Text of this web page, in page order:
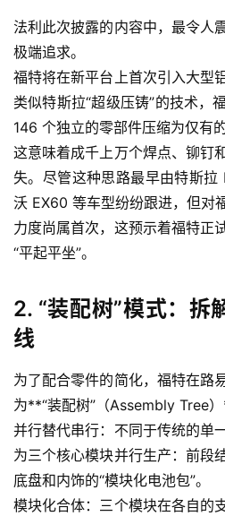
法利此次披露的内容中，最令人
极端追求。
福特将在新平台上首次引入大型
类似特斯拉“超级压铸”的技术，
146 个独立的零部件压缩为仅有
这意味着成千上万个焊点、铆钉
失。尽管这种思路最早由特斯
沃 EX60 等车型纷纷跟进，但对
力度尚属首次，这预示着福特正
“平起平坐”。
2. “装配树”模式：拆
线
为了配合零件的简化，福特在路
为**“装配树”（Assembly Tree）
并行替代串行：不同于传统的单
为三个核心模块并行生产：前段
底盘和内饰的“模块化电池包”。
模块化合体：三个模块在各自的